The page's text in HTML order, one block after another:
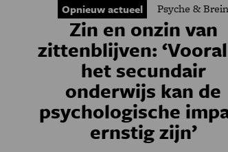
Opnieuw actueel Psyche & Brein
Zin en onzin van
zittenblijven:
het secundair
onderwijs kan de
psychologische
ernstig zijn’